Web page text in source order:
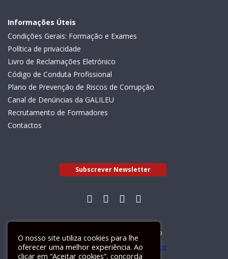
Informações Úteis
Condições Gerais: Formação e Exames
Política de privacidade
Livro de Reclamações Eletrónico
Código de Conduta Profissional
Plano de Prevenção de Riscos de Corrupção
Canal de Denúncias da GALILEU
Recrutamento de Formadores
Contactos
Subscrever Newsletter
Livro de Reclamações Electrónico
O nosso site utiliza cookies para lhe
oferecer uma melhor experiência. Ao
clicar em “Aceitar cookies”, concorda